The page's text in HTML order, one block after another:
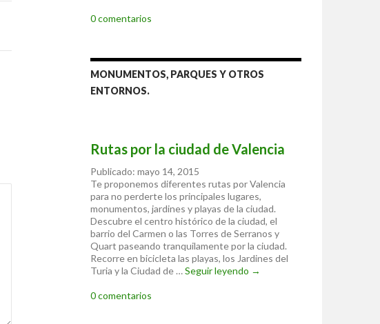
0 comentarios
MONUMENTOS, PARQUES Y OTROS
ENTORNOS.
Rutas por la ciudad de Valencia
Publicado: mayo 14, 2015
Te proponemos diferentes rutas por Valencia
para no perderte los principales lugares,
monumentos, jardines y playas de la ciudad.
Descubre el centro histórico de la ciudad, el
barrio del Carmen o las Torres de Serranos y
Quart paseando tranquilamente por la ciudad.
Recorre en bicicleta las playas, los Jardines del
Turia y la Ciudad de …Seguir leyendo Rutas por la
→
0 comentarios